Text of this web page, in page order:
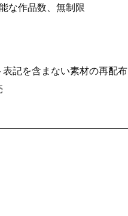
な作品数、無制限
記を含まない素材の再配布